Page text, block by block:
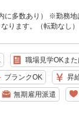
に多数あり） ※勤務
ります。（転勤なし）
職場見学OKま
ブランクOK 昇
無期雇用派遣